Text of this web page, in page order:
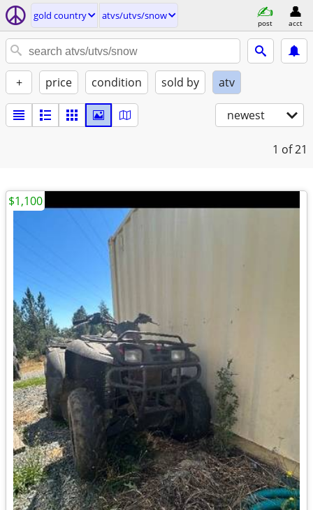
gold country atvs/utvs/snow
post acct
+ price condition sold by atv
newest
1 of 21
$1,100